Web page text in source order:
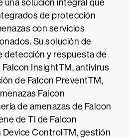
una solución integral que
de protección
con servicios
Su solución de
detección y respuesta de
InsightTM, antivirus
de Falcon PreventTM,
Falcon
de amenazas de Falcon
de TI de Falcon
Device ControlTM, gestión